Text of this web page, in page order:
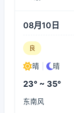
08月10日
良
晴 晴
23° ~ 35°
东南风